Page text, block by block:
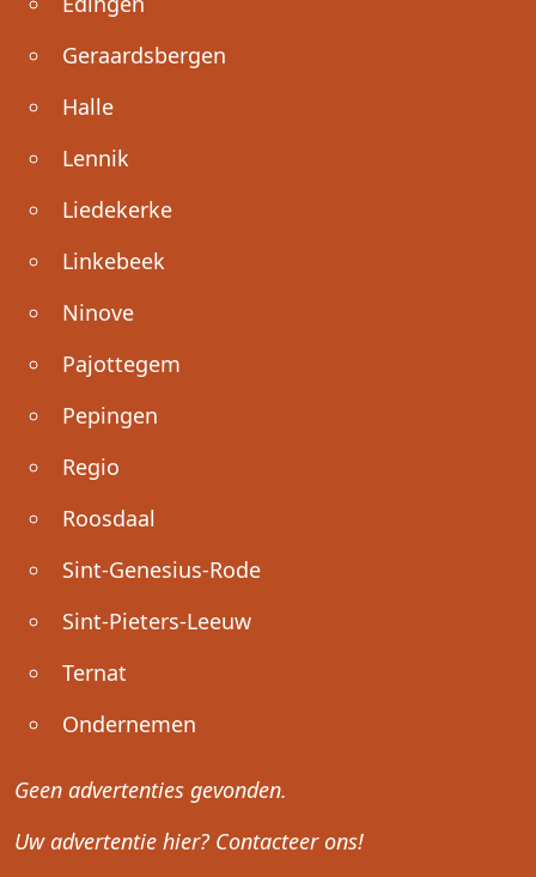
Geraardsbergen
Halle
Lennik
Liedekerke
Linkebeek
Ninove
Pajottegem
Pepingen
Regio
Roosdaal
Sint-Genesius-Rode
Sint-Pieters-Leeuw
Ternat
Ondernemen
Geen advertenties gevonden.
Uw advertentie hier? Contacteer ons!